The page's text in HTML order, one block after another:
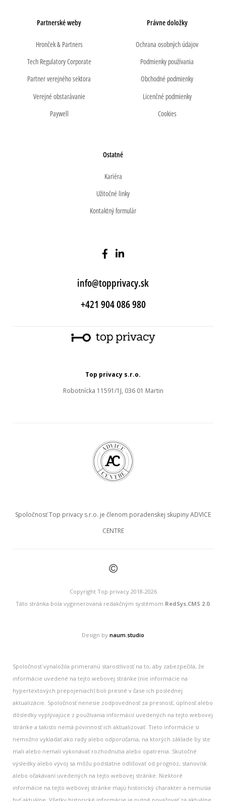
Partnerské weby
Hronček & Partners
Tech Regulatory Corporate
Partner verejného sektora
Verejné obstarávanie
Paywell
Právne doložky
Ochrana osobných údajov
Podmienky používania
Obchodné podmienky
Licenčné podmienky
Cookies
Ostatné
Kariéra
Užitočné linky
Kontaktný formulár
info@topprivacy.sk
+421 904 086 980
Top privacy s.r.o.
Robotnícka 11591/1J, 036 01 Martin
Spoločnosť Top privacy s.r.o. je členom poradenskej skupiny ADVICE
CENTRE
©
Copyright Top privacy 2018-2026
Táto stránka bola vygenerovaná redakčným systémom RedSys.CMS 2.0.
Design by naum.studio
Spoločnosť vynaložila primeranú starostlivosť na to, aby zabezpečila, že
informácie uvedené na tejto webovej stránke (nie informácie na
hypertextových prepojeniach) boli presné v čase ich poslednej
aktualizácie. Spoločnosť nenesie zodpovednosť za presnosť, úplnosť alebo
dôsledky vyplývajúce z používania informácií uvedených na tejto webovej
stránke a takisto nemá povinnosť ich aktualizovať. Tieto informácie si
nemožno vykladať ako rady alebo odporúčania, na ktorých základe by ste
mali alebo nemali vykonávať rozhodnutia alebo opatrenia. Skutočné
výsledky alebo vývoj sa môžu podstatne odlišovať od prognóz, stanovísk
alebo očakávaní uvedených na tejto webovej stránke. Niektoré
informácie na tejto webovej stránke majú historický charakter a nemusia